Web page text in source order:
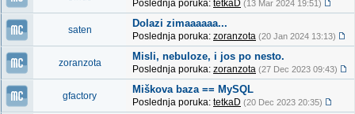
Poslednja poruka: tetkaD (13 Mar 2024 19:51)
saten
Dolazi zimaaaaaa...
Poslednja poruka: zoranzota (20 Jan 2024 13:13)
zoranzota
Misli, nebuloze, i jos po nesto.
Poslednja poruka: zoranzota (27 Dec 2023 09:43)
gfactory
Miškova baza == MySQL
Poslednja poruka: tetkaD (20 Dec 2023 20:35)